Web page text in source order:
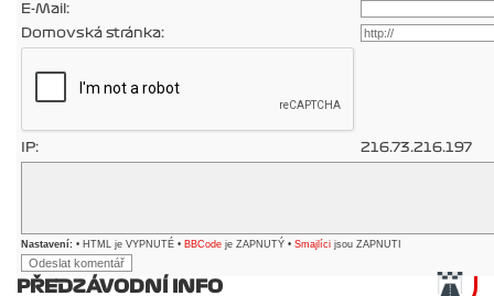
E-Mail:
Domovská stránka:
IP: 216.73.216.197
Nastavení: • HTML je VYPNUTÉ • BBCode je ZAPNUTÝ • Smajlíci jsou ZAPNUTI
PŘEDZÁVODNÍ INFO